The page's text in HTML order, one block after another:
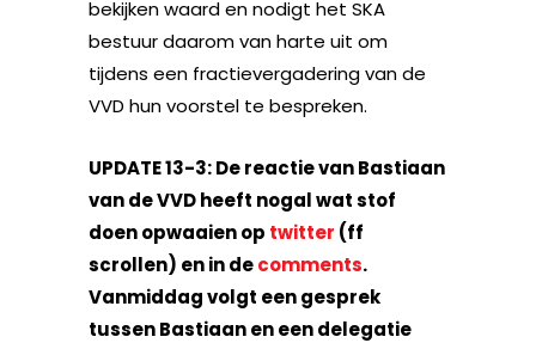
bekijken waard en nodigt het SKA
bestuur daarom van harte uit om
tijdens een fractievergadering van de
VVD hun voorstel te bespreken.
UPDATE 13-3: De reactie van Bastiaan
van de VVD heeft nogal wat stof
doen opwaaien op twitter (ff
scrollen) en in decomments.
Vanmiddag volgt een gesprek
tussen Bastiaan en een delegatie